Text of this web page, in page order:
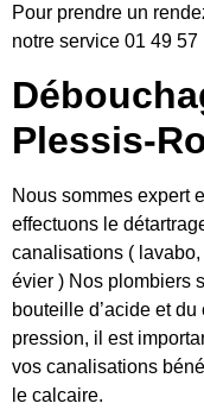
Pour prendre un
notre service 01 49 57
Plessis-
Nous sommes expert
effectuons le
canalisations (
évier ) Nos plombiers
bouteille d’acide et
pression, il est
vos canalisations
le calcaire.